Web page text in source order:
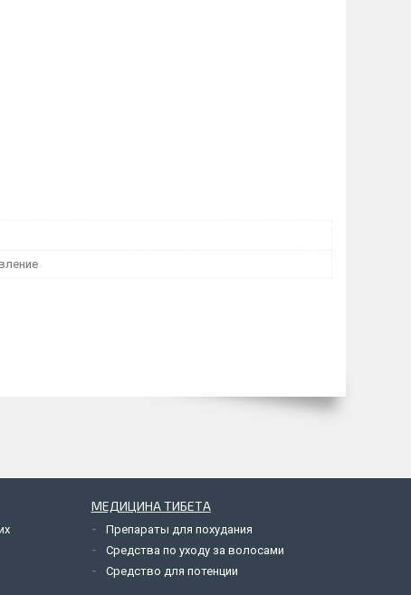
МЕДИЦИНА ТИБЕТА
Препараты для похудания
Средства по уходу за волосами
Средство для потенции